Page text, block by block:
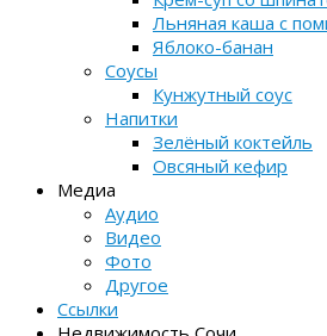
Льняная каша с
Яблоко-банан
Соусы
Кунжутный соус
Напитки
Зелёный коктейль
Овсяный кефир
Медиа
Аудио
Видео
Фото
Другое
Ссылки